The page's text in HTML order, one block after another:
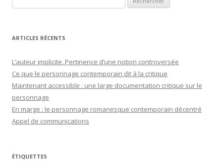
ARTICLES RÉCENTS
L’auteur implicite. Pertinence d’une notion controversée
Ce que le personnage contemporain dit à la critique
Maintenant accessible : une large documentation critique sur le
personnage
En marge : le personnage romanesque contemporain décentré
Appel de communications
ÉTIQUETTES